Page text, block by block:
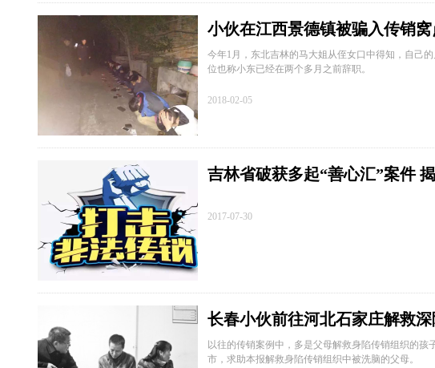
小伙在江西景德镇被骗入传销
今年1月，东北吉林的马大姐从侄女口中得知，自己
位也称小东已经在两个多月之前辞职。
2018-02-05
吉林省破获多起“善心汇”案件
2017-07-30
长春小伙前往河北石家庄解救
以往的传销案例中，多是父母解救身陷传销组织的
市，求助本报解救身陷传销组织中被洗脑的父母。